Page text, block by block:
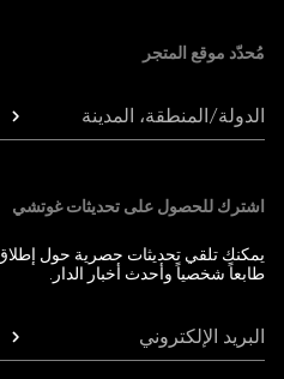
مُحدّد موقع المتجر
الدولة/المنطقة، المدينة
اشترك للحصول على تحديثات غوتشي
يمكنك تلقي تحديثات حصرية حول
طابعاً شخصياً وأحدث أخبار الدار.
البريد الإلكتروني